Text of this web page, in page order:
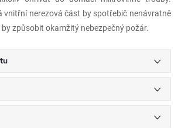
vnitřní nerezová část by spotřebič nenávratně
způsobit okamžitý nebezpečný požár.